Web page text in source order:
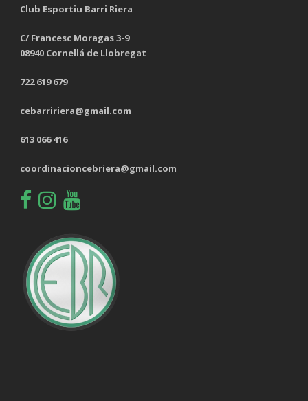
Club Esportiu Barri Riera
C/ Francesc Moragas 3-9
08940 Cornellá de Llobregat
722 619 679
cebarririera@gmail.com
613 066 416
coordinacioncebriera@gmail.com